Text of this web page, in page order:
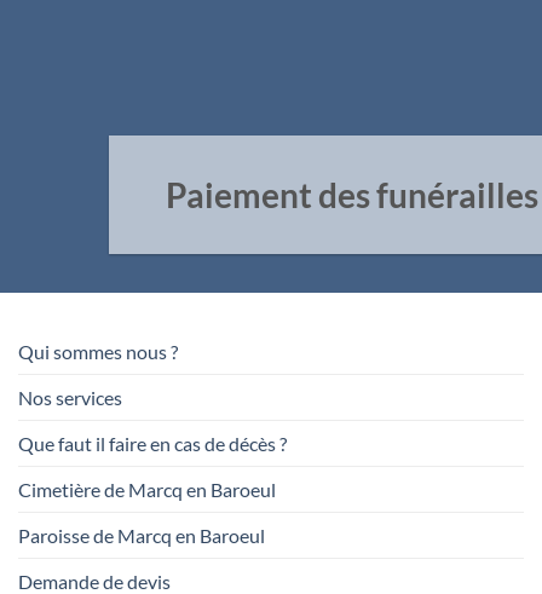
Paiement des funérailles
Qui sommes nous ?
Nos services
Que faut il faire en cas de décès ?
Cimetière de Marcq en Baroeul
Paroisse de Marcq en Baroeul
Demande de devis